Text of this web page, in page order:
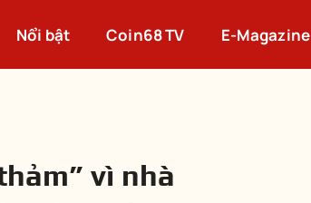
Nổi bật Coin68 TV E-Magazine
vì nhà